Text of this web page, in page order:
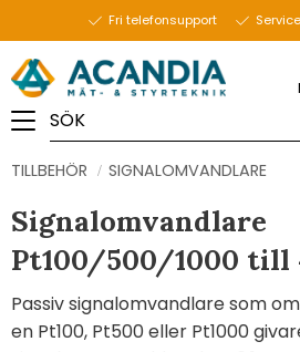
Fri telefonsupport
TILLBEHÖR SIGNALOMVANDLARE
Signalomvandlare
Pt100/500/1000 till
Passiv signalomvandlare som
en Pt100, Pt500 eller Pt1000